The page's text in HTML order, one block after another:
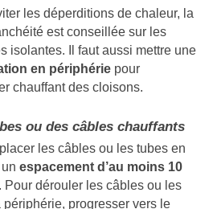
les déperditions de chaleur, la
est conseillée sur les
isolantes. Il faut aussi mettre une
en périphérie pour
chauffant des cloisons.
ou des câbles chauffants
les câbles ou les tubes en
espacement d’au moins 10
Pour dérouler les câbles ou les
progresser vers le